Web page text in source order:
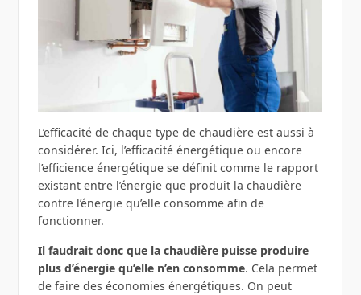
L’efficacité de chaque type de chaudière est aussi à
considérer. Ici, l’efficacité énergétique ou encore
l’efficience énergétique se définit comme le rapport
existant entre l’énergie que produit la chaudière
contre l’énergie qu’elle consomme afin de
fonctionner.
Il faudrait donc que la chaudière puisse produire
plus d’énergie qu’elle n’en consomme. Cela permet
de faire des économies énergétiques. On peut